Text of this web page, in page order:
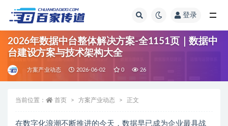
登录
2026年数据中台整体解决方案-全1151页｜数据中
台建设方案与技术架构大全
方案产业动态 2026-06-02 0 26
当前位置： 首页 方案产业动态 正文
在数字化浪潮不断推进的今天，数据早已成为企业最具战